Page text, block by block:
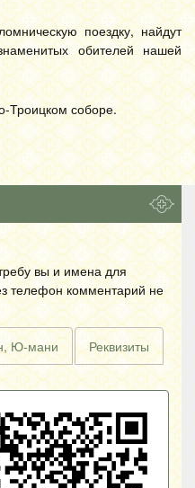
поездку, найдут
обителей нашей
Троицком соборе.
вы и имена для
телефон комментарий не
Ю-мани Реквизиты